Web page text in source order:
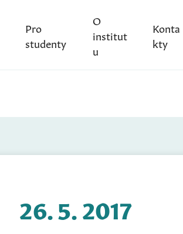
Pro
studenty
O
institut
u
Konta
kty
26. 5. 2017